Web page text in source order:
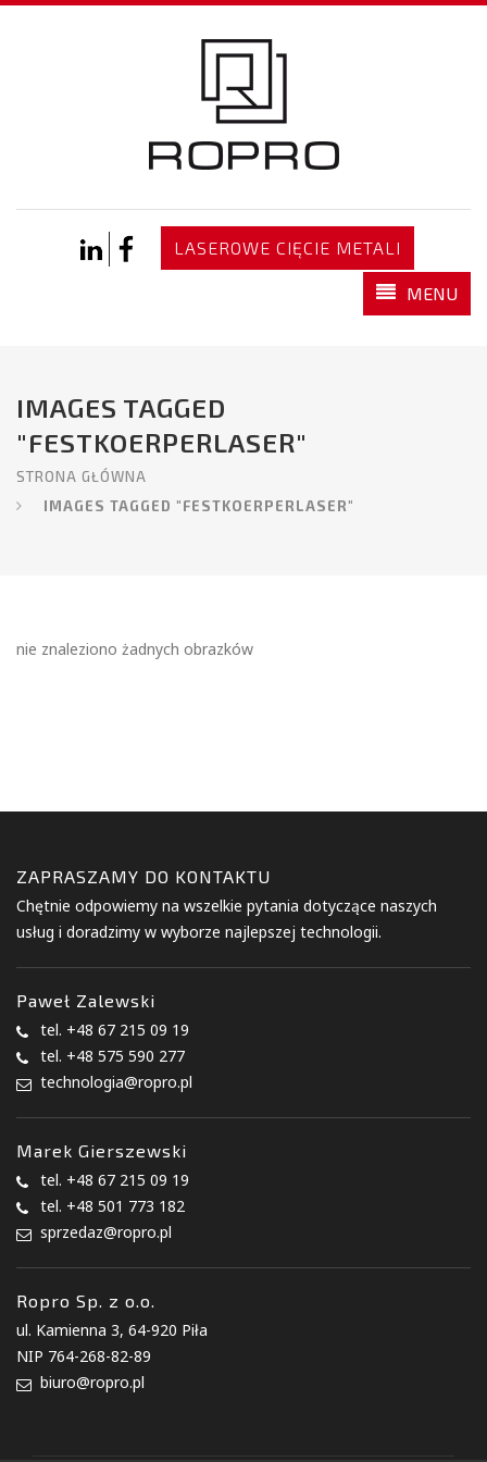
LASEROWE CIĘCIE METALI
MENU
IMAGES TAGGED
"FESTKOERPERLASER"
STRONA GŁÓWNA
IMAGES TAGGED "FESTKOERPERLASER"
nie znaleziono żadnych obrazków
ZAPRASZAMY DO KONTAKTU
Chętnie odpowiemy na wszelkie pytania dotyczące naszych
usług i doradzimy w wyborze najlepszej technologii.
Paweł Zalewski
tel. +48 67 215 09 19
tel. +48 575 590 277
technologia@ropro.pl
Marek Gierszewski
tel. +48 67 215 09 19
tel. +48 501 773 182
sprzedaz@ropro.pl
Ropro Sp. z o.o.
ul. Kamienna 3, 64-920 Piła
NIP 764-268-82-89
biuro@ropro.pl